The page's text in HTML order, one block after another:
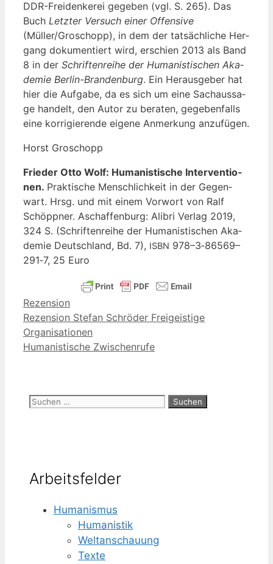
DDR-Frei­den­ke­rei gege­ben (vgl. S. 265). Das
Buch Letz­ter Ver­such einer Offen­si­ve
(Müller/Groschopp), in dem der tat­säch­li­che Her­
gang doku­men­tiert wird, erschien 2013 als Band
8 in der Schrif­ten­rei­he der Huma­nis­ti­schen Aka­
de­mie Ber­lin-Bran­den­burg. Ein Her­aus­ge­ber hat
hier die Auf­ga­be, da es sich um eine Sach­aus­sa­
ge han­delt, den Autor zu bera­ten, gege­ben­falls
eine kor­ri­gie­ren­de eige­ne Anmer­kung anzufügen.
Horst Gro­schopp
Frie­der Otto Wolf: Huma­nis­ti­sche Inter­ven­tio­
nen. Prak­ti­sche Mensch­lich­keit in der Gegen­
wart. Hrsg. und mit einem Vor­wort von Ralf
Schöpp­ner. Aschaf­fen­burg: Ali­bri Ver­lag 2019,
324 S. (Schrif­ten­rei­he der Huma­nis­ti­schen Aka­
de­mie Deutsch­land, Bd. 7), ISBN 978–3‑86569–
291‑7, 25 Euro
Kategorien
Rezension
Rezension Stefan Schröder Freigeistige
Organisationen
Humanistische Zwischenrufe
Suchen
Arbeitsfelder
Humanismus
Humanistik
Weltanschauung
Texte